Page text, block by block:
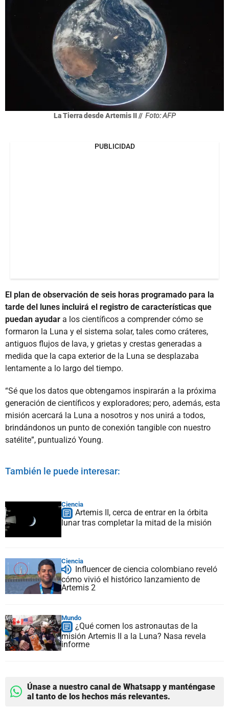
La Tierra desde Artemis II // Foto: AFP
PUBLICIDAD
El plan de observación de seis horas programado para la
tarde del lunes incluirá el registro de características que
puedan ayudar a los científicos a comprender cómo se
formaron la Luna y el sistema solar, tales como cráteres,
antiguos flujos de lava, y grietas y crestas generadas a
medida que la capa exterior de la Luna se desplazaba
lentamente a lo largo del tiempo.
“Sé que los datos que obtengamos inspirarán a la próxima
generación de científicos y exploradores; pero, además, esta
misión acercará la Luna a nosotros y nos unirá a todos,
brindándonos un punto de conexión tangible con nuestro
satélite”, puntualizó Young.
También le puede interesar:
Ciencia
Artemis II, cerca de entrar en la órbita
lunar tras completar la mitad de la misión
Ciencia
Influencer de ciencia colombiano reveló
cómo vivió el histórico lanzamiento de
Artemis 2
Mundo
¿Qué comen los astronautas de la
misión Artemis II a la Luna? Nasa revela
informe
Únase a nuestro canal de Whatsapp y manténgase
al tanto de los hechos más relevantes.